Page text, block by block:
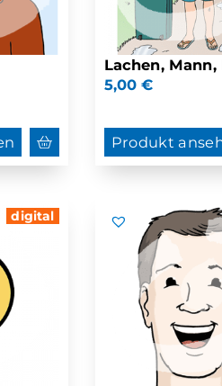
Lachen, Mann,
5,00€
Produkt
digital